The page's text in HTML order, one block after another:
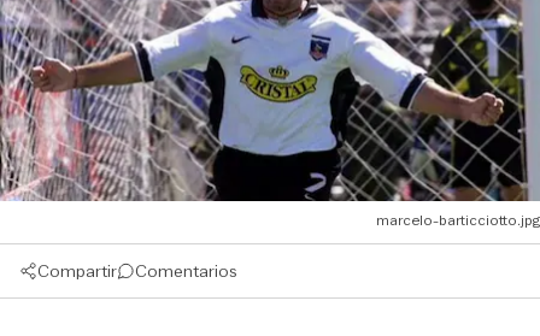
marcelo-barticciotto.jpg
Compartir Comentarios